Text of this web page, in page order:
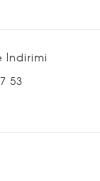
İndirimi
53